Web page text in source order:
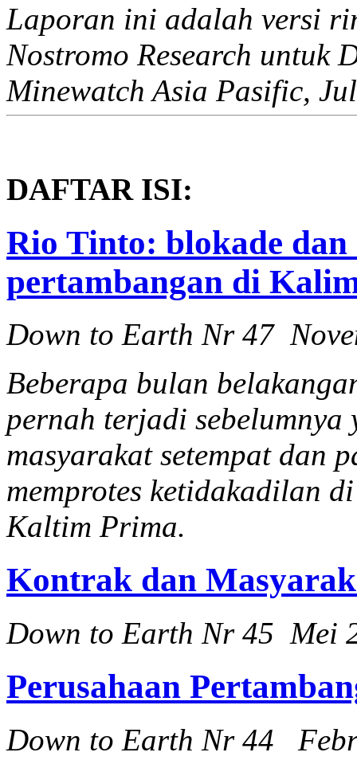
Laporan ini adalah versi
Nostromo Research untuk
Minewatch Asia Pasific,
DAFTAR ISI:
Rio Tinto: blokade
pertambangan di
Down to Earth Nr 47
Beberapa bulan
pernah terjadi
masyarakat setempat dan
memprotes ketidakadilan
Kaltim Prima.
Kontrak dan
Down to Earth Nr 45 Mei
Perusahaan
Down to Earth Nr 44